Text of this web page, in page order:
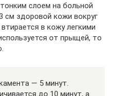
слоем на больной
см здоровой кожи вокруг
в кожу легкими
от прыщей, то
— 5 минут.
до 10 минут, а